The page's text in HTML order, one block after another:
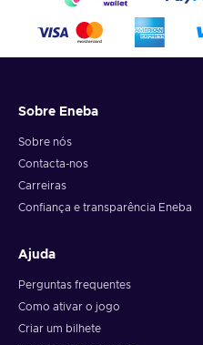
4. Pick the desired crypto
crypto,
5. Enter your wallet address
Note: You can choose one
redeem your whole voucher
you should give it up to 30
Sobre Eneba
Sobre nós
Contacta-nos
Carreiras
Confiança e transparência Eneba
Ajuda
Perguntas frequentes
Como ativar o jogo
Criar um bilhete